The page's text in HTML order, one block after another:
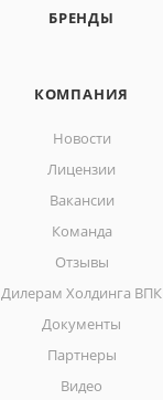
БРЕНДЫ
КОМПАНИЯ
Новости
Лицензии
Вакансии
Команда
Отзывы
Дилерам Холдинга ВПК
Документы
Партнеры
Видео